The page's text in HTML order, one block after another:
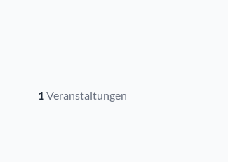
1Veranstaltungen